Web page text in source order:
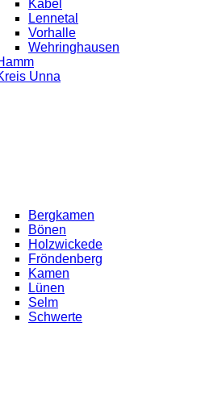
Kabel
Lennetal
Vorhalle
Wehringhausen
Unna
Bergkamen
Bönen
Holzwickede
Fröndenberg
Kamen
Lünen
Selm
Schwerte